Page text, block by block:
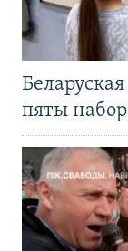
пяты набор